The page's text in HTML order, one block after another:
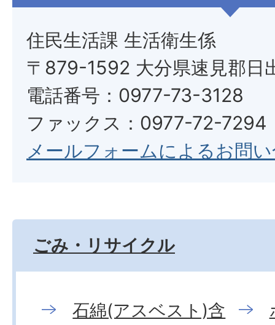
住民生活課 生活衛生係
〒879-1592 大分県速見郡日
電話番号：0977-73-3128
ファックス：0977-72-7294
メールフォームによるお問
ごみ・リサイクル
石綿(アスベスト)含